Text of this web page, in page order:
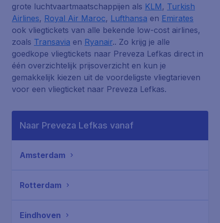
grote luchtvaartmaatschappijen als KLM, Turkish
Airlines, Royal Air Maroc, Lufthansa en Emirates
ook vliegtickets van alle bekende low-cost airlines,
zoals Transavia en Ryanair.. Zo krijg je alle
goedkope vliegtickets naar Preveza Lefkas direct in
één overzichtelijk prijsoverzicht en kun je
gemakkelijk kiezen uit de voordeligste vliegtarieven
voor een vliegticket naar Preveza Lefkas.
Naar Preveza Lefkas vanaf
Amsterdam
Rotterdam
Eindhoven